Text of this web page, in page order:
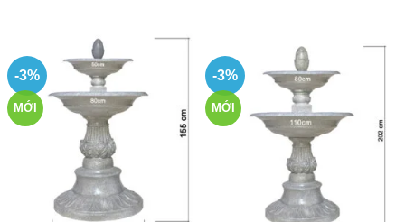
950.000 ₫.
-3%
MỚI
-3%
MỚI